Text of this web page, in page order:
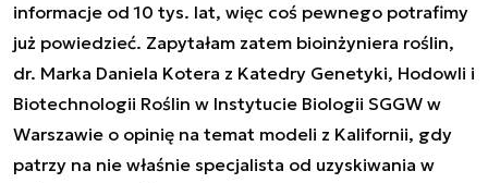
informacje od 10 tys. lat, więc coś pewnego potrafimy
już powiedzieć. Zapytałam zatem bioinżyniera roślin,
dr. Marka Daniela Kotera z Katedry Genetyki, Hodowli i
Biotechnologii Roślin w Instytucie Biologii SGGW w
Warszawie o opinię na temat modeli z Kalifornii, gdy
patrzy na nie właśnie specjalista od uzyskiwania w